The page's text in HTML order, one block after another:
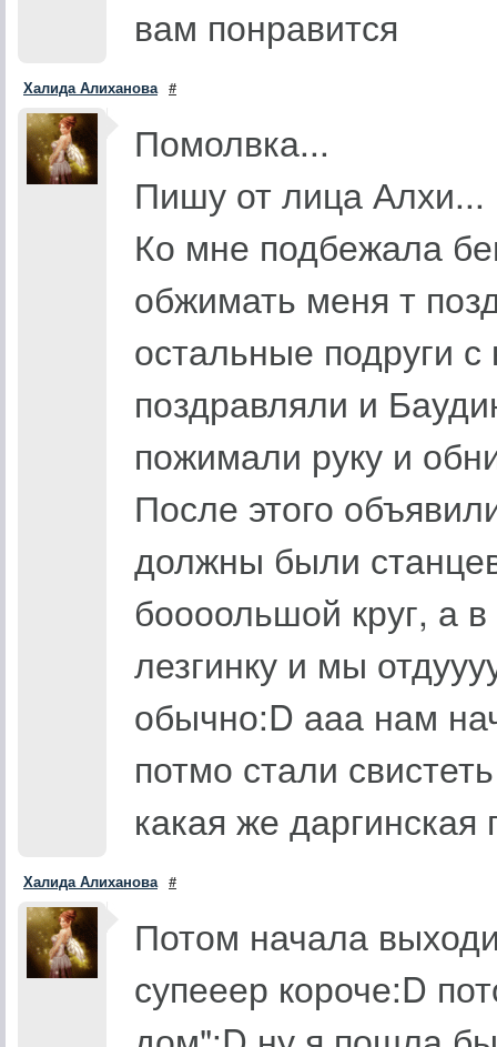
вам понравится
Халида Алиханова #
Помолвка...
Пишу от лица Алхи...
Ко мне подбежала
обжимать меня т
остальные подруги
поздравляли и
пожимали руку и
После этого
должны были
боооольшой круг, а
лезгинку и мы
обычно:D ааа нам
потмо стали
какая же
Халида Алиханова #
Потом начала
супееер короче:D